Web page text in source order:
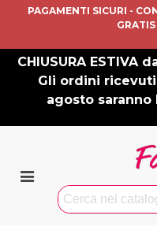
PAGAMENTI SICURI -
CHIUSURA ESTIVA
Gli ordini
agosto